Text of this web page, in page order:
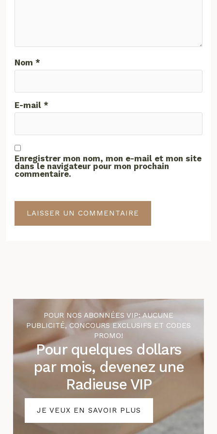
Nom*
E-mail*
Enregistrer mon nom, mon e-mail et mon site
dans le navigateur pour mon prochain
commentaire.
POUR NOS ABONNÉES VIP: AUCUNE
PUBLICITÉ, CONCOURS EXCLUSIFS ET CODES
PROMO!
Pour quelques dollars
par mois, devenez une
Radieuse VIP
JE VEUX EN SAVOIR PLUS